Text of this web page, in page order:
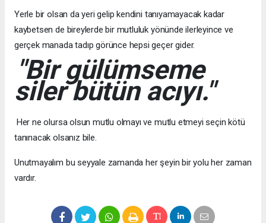
Yerle bir olsan da yeri gelip kendini tanıyamayacak kadar
kaybetsen de bireylerde bir mutluluk yönünde ilerleyince ve
gerçek manada tadıp görünce hepsi geçer gider.
"Bir gülümseme
siler bütün acıyı."
Her ne olursa olsun mutlu olmayı ve mutlu etmeyi seçin kötü
tanınacak olsanız bile.
Unutmayalım bu seyyale zamanda her şeyin bir yolu her zaman
vardır.